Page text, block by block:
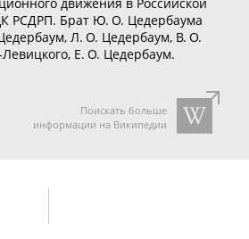
РСДРП. Брат Ю. О. Цедербаума
Л. О. Цедербаум, В. О.
, Е. О. Цедербаум.
Поискать больше
информации на Википедии